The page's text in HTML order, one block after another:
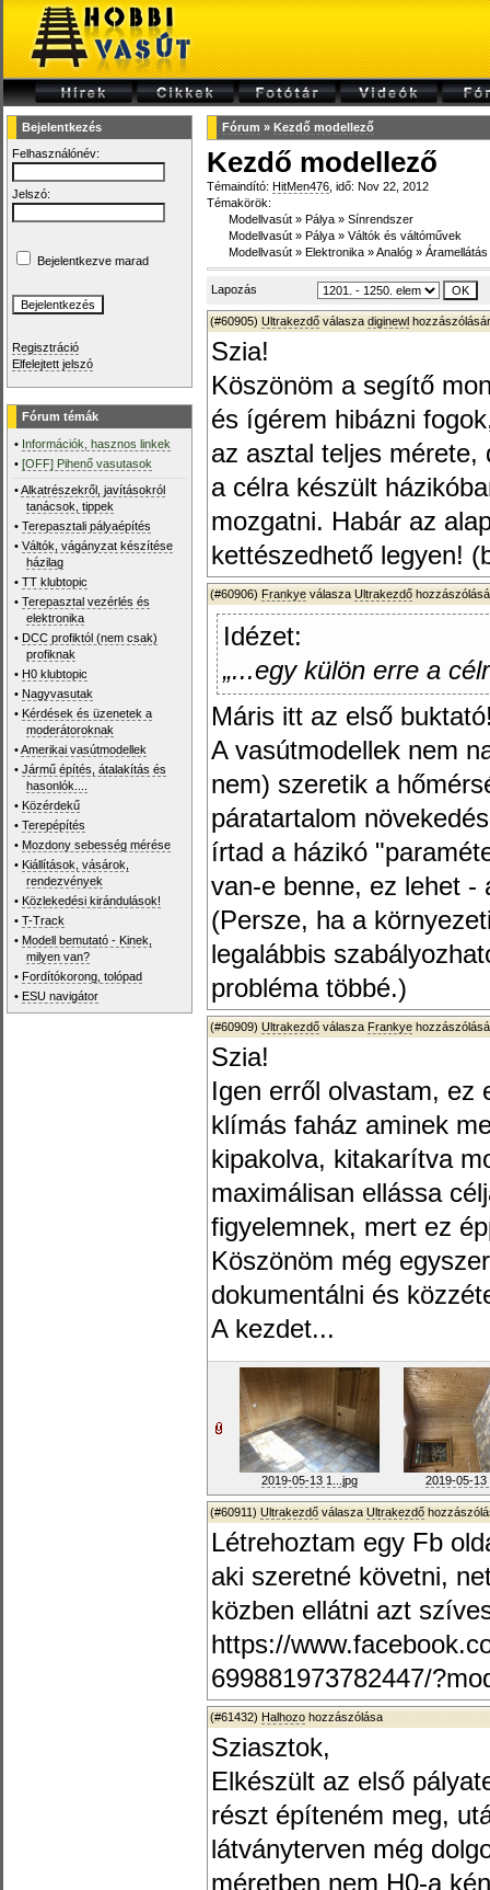
Bejelentkezés
Felhasználónév:
Jelszó:
Bejelentkezve marad
Regisztráció
Elfelejtett jelszó
Fórum témák
• Információk, hasznos linkek
•[OFF] Pihenő vasutasok
•Alkatrészekről, javításokról
tanácsok, tippek
•Terepasztali pályaépítés
•Váltók, vágányzat készítése
házilag
•TT klubtopic
•Terepasztal vezérlés és
elektronika
• DCC profiktól (nem csak)
profiknak
• H0 klubtopic
• Nagyvasutak
• Kérdések és üzenetek a
moderátoroknak
•Amerikai vasútmodellek
•Jármű építés, átalakítás és
hasonlók....
• Közérdekű
•Terepépítés
• Mozdony sebesség mérése
• Kiállítások, vásárok,
rendezvények
• Közlekedési kirándulások!
•T-Track
• Modell bemutató - Kinek,
milyen van?
• Fordítókorong, tolópad
• ESU navigátor
Fórum » Kezdő modellező
Kezdő modellező
Témaindító: HitMen476 , idő: Nov 22, 2012
Témakörök:
Modellvasút » Pálya » Sínrendszer
Modellvasút » Pálya » Váltók és váltóművek
Modellvasút » Elektronika »Analóg » Áramellátás
Lapozás
(#60905) Ultrakezdő válasza diginewl
Szia!
Köszönöm a segítő
és ígérem hibázni
az asztal teljes mérete,
a célra készült
mozgatni. Habár az
kettészedhető legyen!
(#60906) Frankye válasza Ultrakezdő
Idézet:
„...egy külön erre a
Máris itt az első
A vasútmodellek nem
nem) szeretik a
páratartalom
írtad a házikó
van-e benne, ez lehet -
(Persze, ha a
legalábbis
probléma többé.)
(#60909) Ultrakezdő válasza Frankye
Szia!
Igen erről olvastam, ez
klímás faház aminek
kipakolva, kitakarítva
maximálisan ellássa
figyelemnek, mert ez
Köszönöm még
dokumentálni és
A kezdet...
2019-05-13 1...jpg 2019-05-13
(#60911) Ultrakezdő válasza Ultrakezdő
Létrehoztam egy Fb
aki szeretné követni,
közben ellátni azt
https://
699881973782447/
(#61432) Halhozo hozzászólása
Sziasztok,
Elkészült az első
részt építeném meg,
látványterven még
méretben nem H0-a